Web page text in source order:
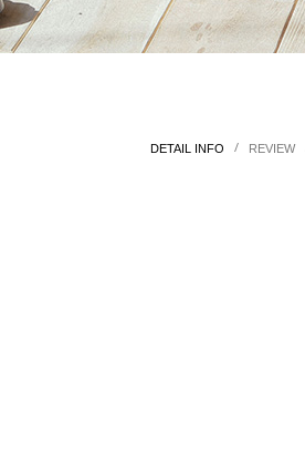
DETAIL INFO / REVIEW